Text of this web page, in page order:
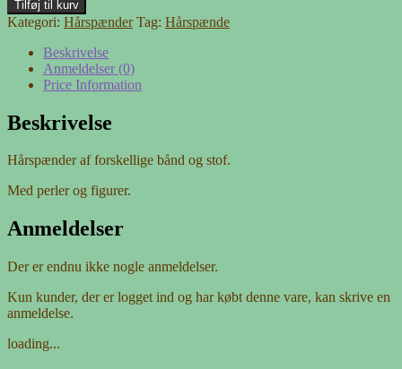
-
antal
Tilføj til kurv
Kategori: Hårspænder Tag: Hårspænde
Beskrivelse
Anmeldelser (0)
Price Information
Beskrivelse
Hårspænder af forskellige bånd og stof.
Med perler og figurer.
Anmeldelser
Der er endnu ikke nogle anmeldelser.
Kun kunder, der er logget ind og har købt denne vare, kan skrive en
anmeldelse.
loading...